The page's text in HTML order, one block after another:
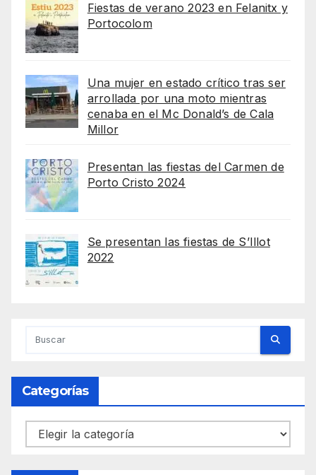
Fiestas de verano 2023 en Felanitx y
Portocolom
Una mujer en estado crítico tras ser
arrollada por una moto mientras
cenaba en el Mc Donald’s de Cala
Millor
Presentan las fiestas del Carmen de
Porto Cristo 2024
Se presentan las fiestas de S’Illot
2022
Categorías
Categorías